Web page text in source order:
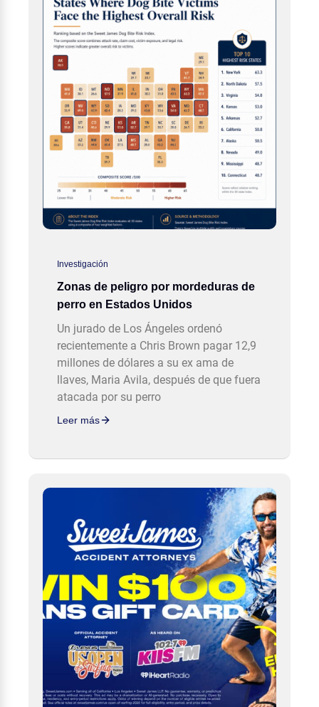
Investigación
Zonas de peligro por mordeduras de
perro en Estados Unidos
Un jurado de Los Ángeles ordenó
recientemente a Chris Brown pagar 12,9
millones de dólares a su ex ama de
llaves, Maria Avila, después de que fuera
atacada por su perro
Leer más